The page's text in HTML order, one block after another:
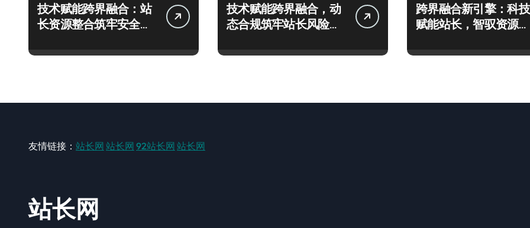
技术赋能跨界融合：站
长资源整合筑牢安全科
技术赋能跨界融合，动
态合规筑牢站长风险防
跨界融合新引擎：科技
赋能站长，智驭资源运
友情链接： 站长网 站长网 92站长网 站长网
站长网